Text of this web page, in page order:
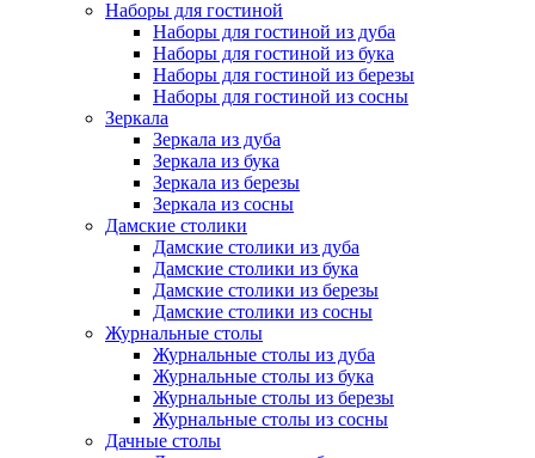
Наборы для гостиной
Наборы для гостиной из дуба
Наборы для гостиной из бука
Наборы для гостиной из березы
Наборы для гостиной из сосны
Зеркала
Зеркала из дуба
Зеркала из бука
Зеркала из березы
Зеркала из сосны
Дамские столики
Дамские столики из дуба
Дамские столики из бука
Дамские столики из березы
Дамские столики из сосны
Журнальные столы
Журнальные столы из дуба
Журнальные столы из бука
Журнальные столы из березы
Журнальные столы из сосны
Дачные столы